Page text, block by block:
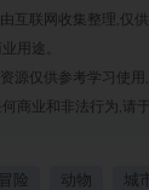
互联网收集整理,仅
用途。
源仅供参考学习使
商业和非法行为,请
险 动物 城市